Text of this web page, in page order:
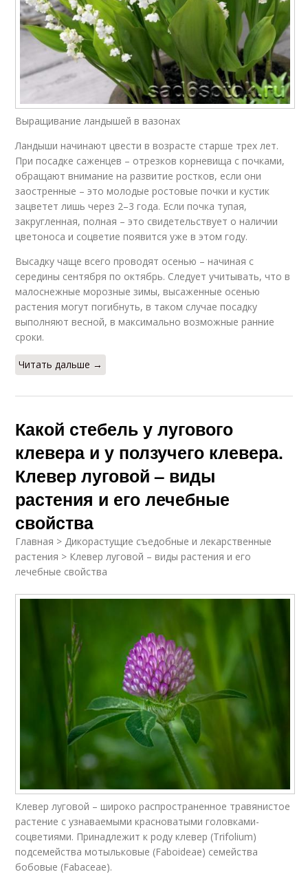
Выращивание ландышей в вазонах
Ландыши начинают цвести в возрасте старше трех лет.
При посадке саженцев – отрезков корневища с почками,
обращают внимание на развитие ростков, если они
заостренные – это молодые ростовые почки и кустик
зацветет лишь через 2–3 года. Если почка тупая,
закругленная, полная – это свидетельствует о наличии
цветоноса и соцветие появится уже в этом году.
Высадку чаще всего проводят осенью – начиная с
середины сентября по октябрь. Следует учитывать, что в
малоснежные морозные зимы, высаженные осенью
растения могут погибнуть, в таком случае посадку
выполняют весной, в максимально возможные ранние
сроки.
Читать дальше →
Какой стебель у лугового
клевера и у ползучего клевера.
Клевер луговой – виды
растения и его лечебные
свойства
Главная > Дикорастущие съедобные и лекарственные
растения > Клевер луговой – виды растения и его
лечебные свойства
Клевер луговой – широко распространенное травянистое
растение с узнаваемыми красноватыми головками-
соцветиями. Принадлежит к роду клевер (Trifolium)
подсемейства мотыльковые (Faboideae) семейства
бобовые (Fabaceae).